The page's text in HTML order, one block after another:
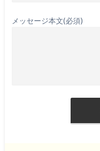
メッセージ本文(必須)